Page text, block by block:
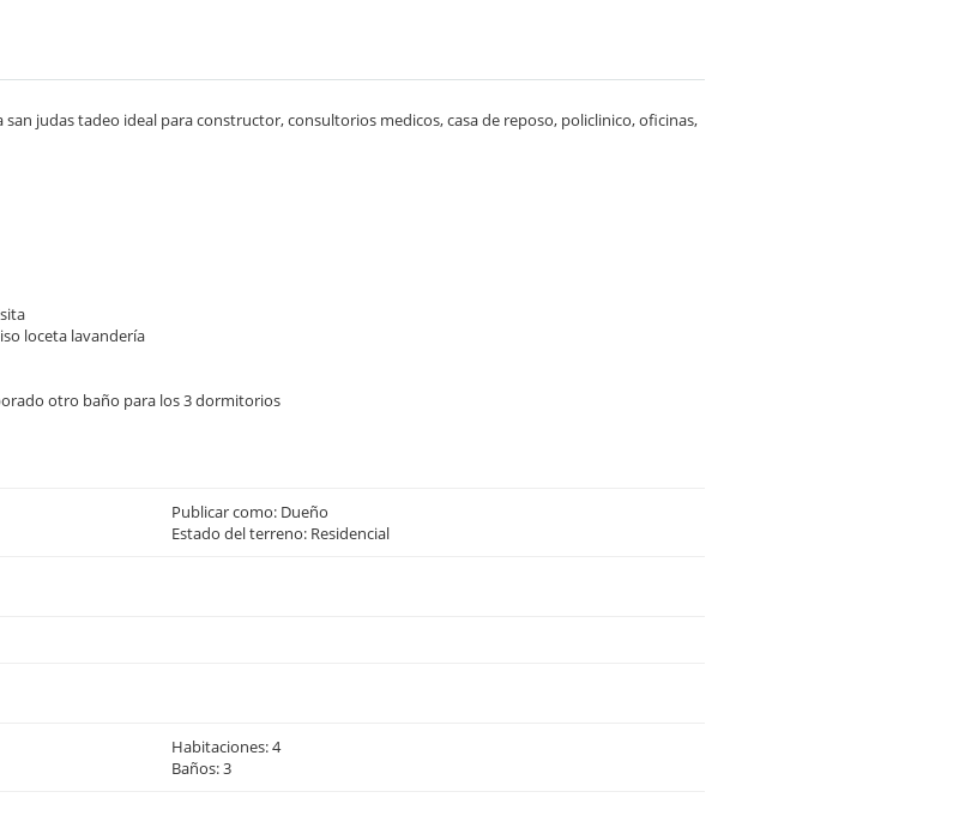
judas tadeo ideal para constructor, consultorios medicos, casa de reposo, policlinico, oficinas,
loceta lavandería
otro baño para los 3 dormitorios
Publicar como: Dueño
Estado del terreno: Residencial
Habitaciones: 4
Baños: 3